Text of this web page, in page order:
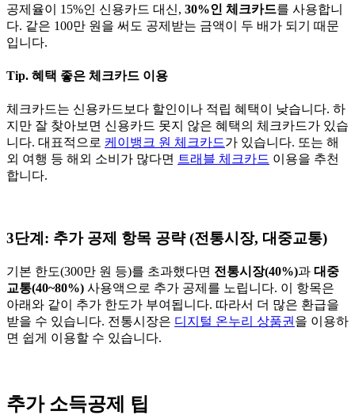
공제율이 15%인 신용카드 대신, 30%인 체크카드를 사용합니
다. 같은 100만 원을 써도 공제받는 금액이 두 배가 되기 때문
입니다.
Tip. 혜택 좋은 체크카드 이용
체크카드는 신용카드보다 할인이나 적립 혜택이 낮습니다. 하
지만 잘 찾아보면 신용카드 못지 않은 혜택의 체크카드가 있습
니다. 대표적으로 케이뱅크 원 체크카드가 있습니다. 또는 해
외 여행 등 해외 소비가 많다면 트래블 체크카드 이용을 추천
합니다.
3단계: 추가 공제 항목 공략 (전통시장, 대중교통)
기본 한도(300만 원 등)를 초과했다면 전통시장(40%)과 대중
교통(40~80%) 사용액으로 추가 공제를 노립니다. 이 항목은
아래와 같이 추가 한도가 부여됩니다. 따라서 더 많은 환급을
받을 수 있습니다. 전통시장은 디지털 온누리 상품권 을 이용하
면 쉽게 이용할 수 있습니다.
추가 소득공제 팁